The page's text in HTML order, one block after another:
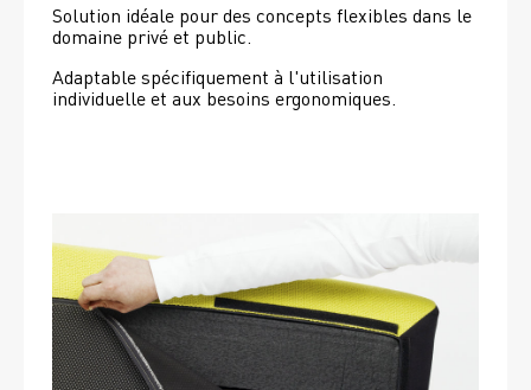
Solution idéale pour des concepts flexibles dans le
domaine privé et public.
Adaptable spécifiquement à l'utilisation
individuelle et aux besoins ergonomiques.